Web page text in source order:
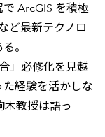
ArcGIS を積極
ど最新テクノロ
。
」必修化を見越
経験を活かしな
木教授は語っ